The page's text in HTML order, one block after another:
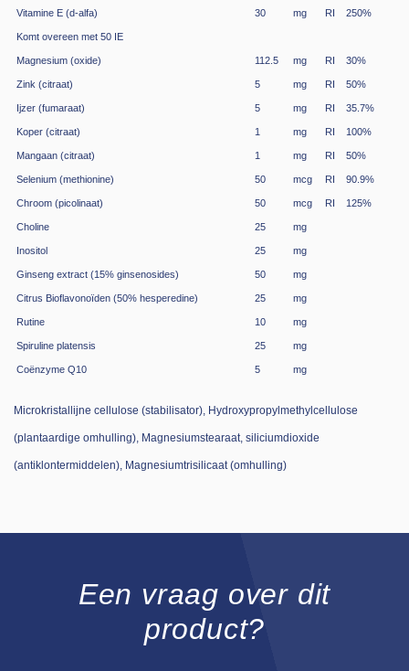
Vitamine E (d-alfa) 30 mg RI 250%
Komt overeen met 50 IE
Magnesium (oxide) 112.5 mg RI 30%
Zink (citraat) 5 mg RI 50%
Ijzer (fumaraat) 5 mg RI 35.7%
Koper (citraat) 1 mg RI 100%
Mangaan (citraat) 1 mg RI 50%
Selenium (methionine) 50 mcg RI 90.9%
Chroom (picolinaat) 50 mcg RI 125%
Choline 25 mg
Inositol 25 mg
Ginseng extract (15% ginsenosides) 50 mg
Citrus Bioflavonoïden (50% hesperedine) 25 mg
Rutine 10 mg
Spiruline platensis 25 mg
Coënzyme Q10 5 mg
Microkristallijne cellulose (stabilisator), Hydroxypropylmethylcellulose
(plantaardige omhulling), Magnesiumstearaat, siliciumdioxide
(antiklontermiddelen), Magnesiumtrisilicaat (omhulling)
Een vraag over dit
product?